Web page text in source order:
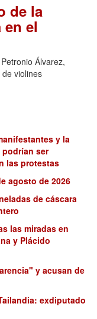
de la
el
Álvarez,
violines
y la
podrían ser
las protestas
agosto de 2026
de cáscara
las miradas en
y Plácido
y acusan de
exdiputado